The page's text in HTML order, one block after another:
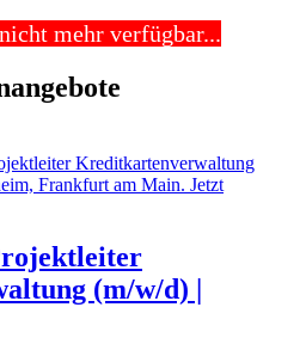
mehr verfügbar...
(m/w/d) |